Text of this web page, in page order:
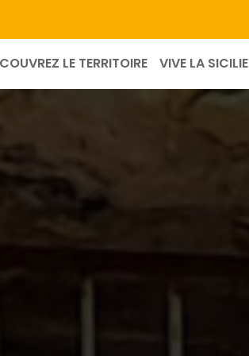
LE TERRITOIRE VIVE LA SICILIE